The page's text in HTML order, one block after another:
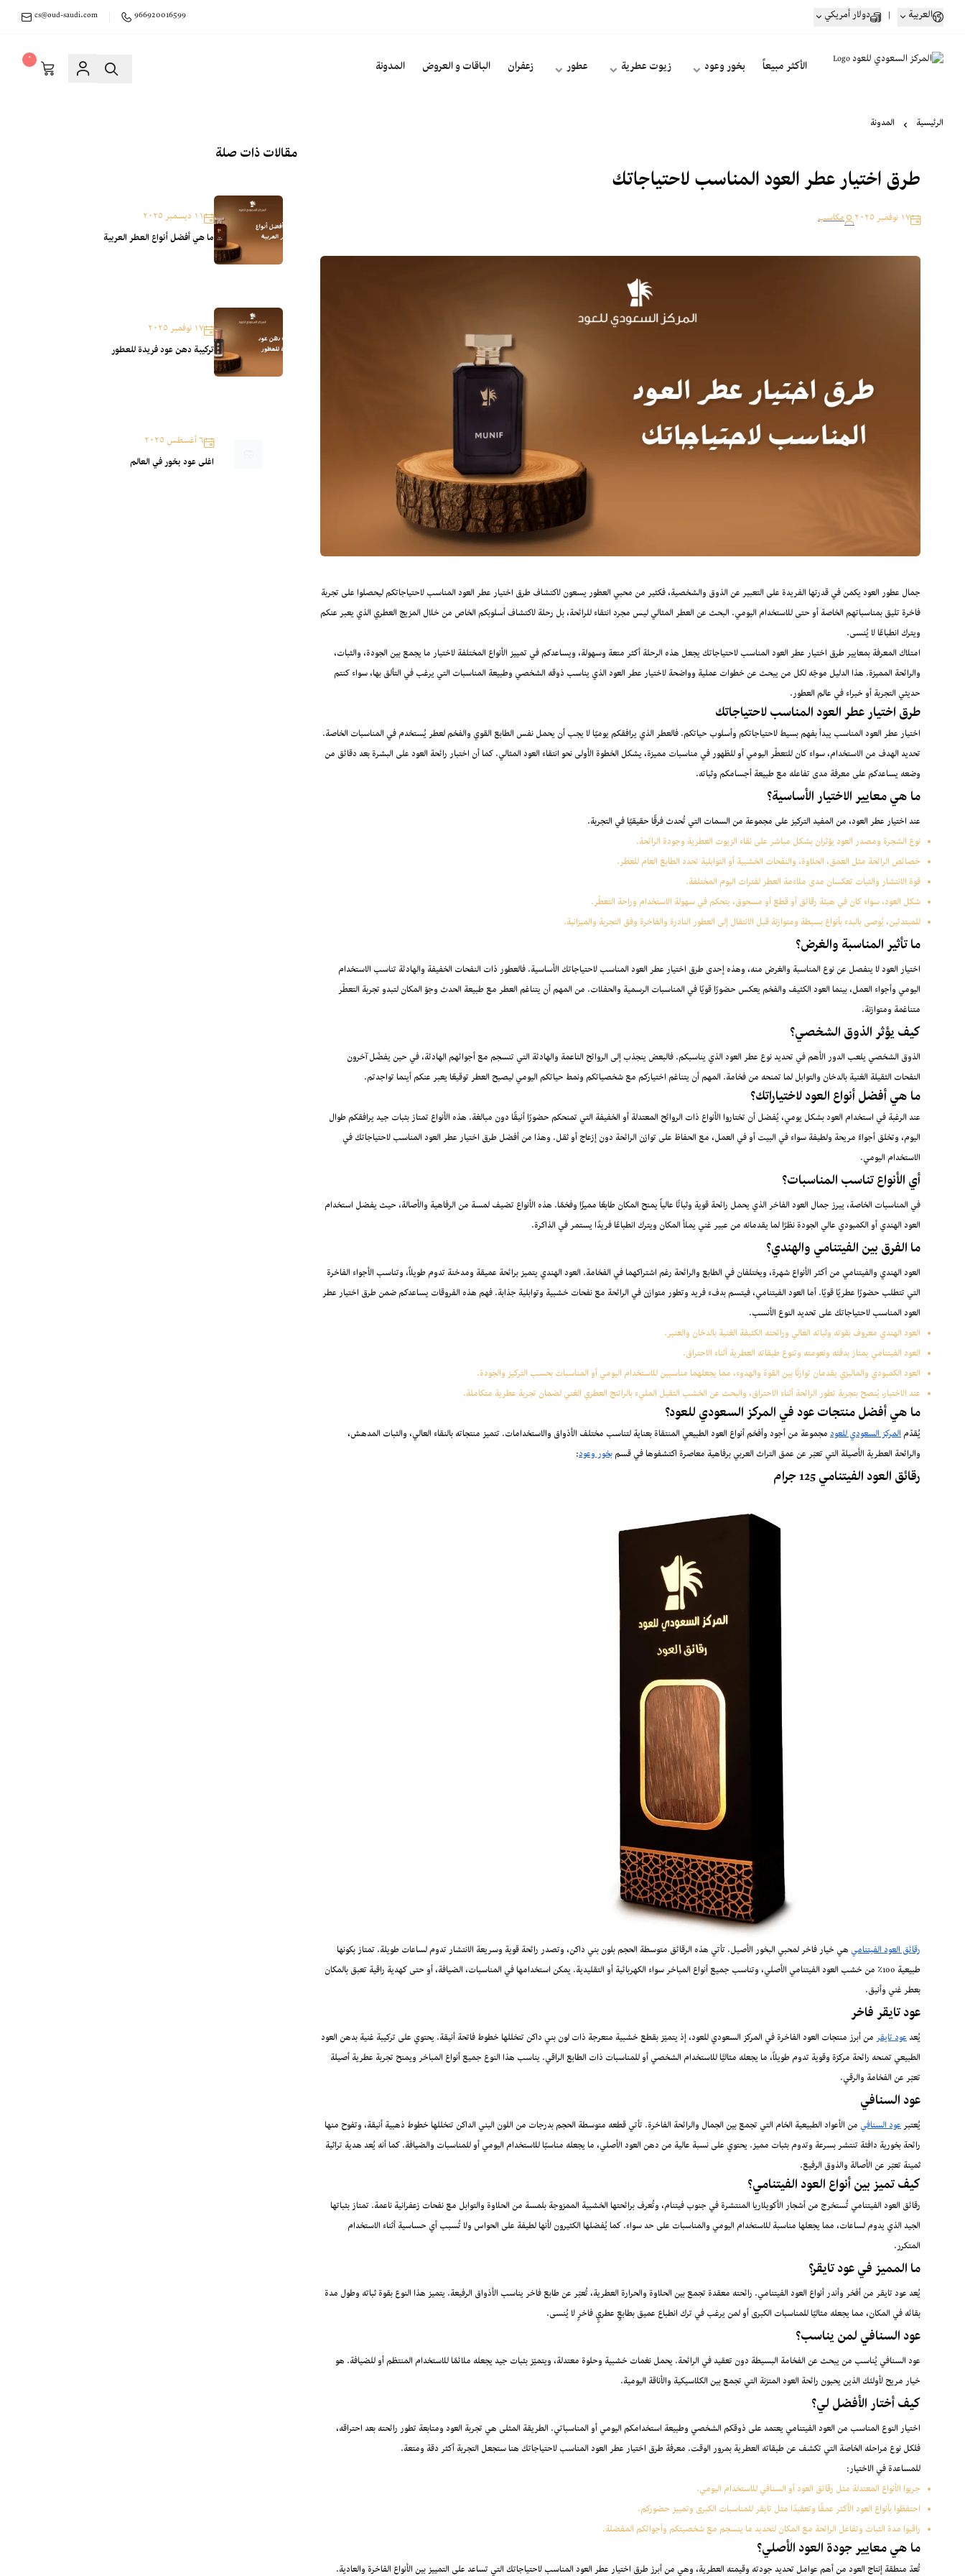
العربية | دولار أمريكي 966920016599
cs@oud-saudi.com
الأكثر مبيعاً بخور وعود زيوت عطرية عطور زعفران الباقات و العروض المدونة
٠
الرئيسية المدونة
طرق اختيار عطر العود المناسب لاحتياجاتك
١٧ نوفمبر ٢٠٢٥ مكاسب
جمال عطور العود يكمن في قدرتها الفريدة على التعبير عن الذوق والشخصية، فكثير من محبي العطور يسعون لاكتشاف طرق اختيار عطر العود المناسب لاحتياجاتكم ليحصلوا على تجربة
فاخرة تليق بمناسباتهم الخاصة أو حتى للاستخدام اليومي. البحث عن العطر المثالي ليس مجرد انتقاء للرائحة، بل رحلة لاكتشاف أسلوبكم الخاص من خلال المزيج العطري الذي يعبر عنكم
ويترك انطباعًا لا يُنسى.
امتلاك المعرفة بمعايير طرق اختيار عطر العود المناسب لاحتياجاتك يجعل هذه الرحلة أكثر متعة وسهولة، ويساعدكم في تمييز الأنواع المختلفة لاختيار ما يجمع بين الجودة، والثبات،
والرائحة المميزة. هذا الدليل موجّه لكل من يبحث عن خطوات عملية وواضحة لاختيار عطر العود الذي يناسب ذوقه الشخصي وطبيعة المناسبات التي يرغب في التألق بها، سواء كنتم
حديثي التجربة أو خبراء في عالم العطور.
طرق اختيار عطر العود المناسب لاحتياجاتك
اختيار عطر العود المناسب يبدأ بفهم بسيط لاحتياجاتكم وأسلوب حياتكم. فالعطر الذي يرافقكم يوميًا لا يجب أن يحمل نفس الطابع القوي والفخم لعطر يُستخدم في المناسبات الخاصة.
تحديد الهدف من الاستخدام، سواء كان للتعطّر اليومي أو للظهور في مناسبات مميزة، يشكل الخطوة الأولى نحو انتقاء العود المثالي. كما أن اختبار رائحة العود على البشرة بعد دقائق من
وضعه يساعدكم على معرفة مدى تفاعله مع طبيعة أجسامكم وثباته.
ما هي معايير الاختيار الأساسية؟
عند اختيار عطر العود، من المفيد التركيز على مجموعة من السمات التي تُحدث فرقًا حقيقيًا في التجربة.
نوع الشجرة ومصدر العود يؤثران بشكل مباشر على نقاء الزيوت العطرية وجودة الرائحة.
خصائص الرائحة مثل العمق، الحلاوة، والنفحات الخشبية أو التوابلية تحدد الطابع العام للعطر.
قوة الانتشار والثبات تعكسان مدى ملاءمة العطر لفترات اليوم المختلفة.
شكل العود، سواء كان في هيئة رقائق أو قطع أو مسحوق، يتحكم في سهولة الاستخدام وراحة التعطّر.
للمبتدئين، يُوصى بالبدء بأنواع بسيطة ومتوازنة قبل الانتقال إلى العطور النادرة والفاخرة وفق التجربة والميزانية.
ما تأثير المناسبة والغرض؟
اختيار العود لا ينفصل عن نوع المناسبة والغرض منه، وهذه إحدى طرق اختيار عطر العود المناسب لاحتياجاتك الأساسية. فالعطور ذات النفحات الخفيفة والهادئة تناسب الاستخدام
اليومي وأجواء العمل، بينما العود الكثيف والفخم يعكس حضورًا قويًا في المناسبات الرسمية والحفلات. من المهم أن يتناغم العطر مع طبيعة الحدث وجوّ المكان لتبدو تجربة التعطّر
متناغمة ومتوازنة.
كيف يؤثر الذوق الشخصي؟
الذوق الشخصي يلعب الدور الأهم في تحديد نوع عطر العود الذي يناسبكم. فالبعض ينجذب إلى الروائح الناعمة والهادئة التي تنسجم مع أجوائهم الهادئة، في حين يفضّل آخرون
النفحات الثقيلة الغنية بالدخان والتوابل لما تمنحه من فخامة. المهم أن يتناغم اختياركم مع شخصياتكم ونمط حياتكم اليومي ليصبح العطر توقيعًا يعبر عنكم أينما تواجدتم.
ما هي أفضل أنواع العود لاختياراتك؟
عند الرغبة في استخدام العود بشكل يومي، يُفضل أن تختاروا الأنواع ذات الروائح المعتدلة أو الخفيفة التي تمنحكم حضورًا أنيقًا دون مبالغة. هذه الأنواع تمتاز بثبات جيد يرافقكم طوال
اليوم، وتخلق أجواءً مريحة ولطيفة سواء في البيت أو في العمل، مع الحفاظ على توازن الرائحة دون إزعاج أو ثقل. وهذا من أفضل طرق اختيار عطر العود المناسب لاحتياجاتك في
الاستخدام اليومي.
أي الأنواع تناسب المناسبات؟
في المناسبات الخاصة، يبرز جمال العود الفاخر الذي يحمل رائحة قوية وثباتًا عالياً يمنح المكان طابعًا مميزًا وفخمًا. هذه الأنواع تضيف لمسة من الرفاهية والأصالة، حيث يفضل استخدام
العود الهندي أو الكمبودي عالي الجودة نظرًا لما يقدمانه من عبير غني يملأ المكان ويترك انطباعًا فريدًا يستمر في الذاكرة.
ما الفرق بين الفيتنامي والهندي؟
العود الهندي والفيتنامي من أكثر الأنواع شهرة، ويختلفان في الطابع والرائحة رغم اشتراكهما في الفخامة. العود الهندي يتميز برائحة عميقة ومدخنة تدوم طويلاً، وتناسب الأجواء الفاخرة
التي تتطلب حضورًا عطريًا قويًا. أما العود الفيتنامي، فيتسم بدفء فريد وتطور متوازن في الرائحة مع نفحات خشبية وتوابلية جذابة. فهم هذه الفروقات يساعدكم ضمن طرق اختيار عطر
العود المناسب لاحتياجاتك على تحديد النوع الأنسب.
العود الهندي معروف بقوته وثباته العالي ورائحته الكثيفة الغنية بالدخان والعنبر.
العود الفيتنامي يمتاز بدفئه ونعومته وتنوع طبقاته العطرية أثناء الاحتراق.
العود الكمبودي والماليزي يقدمان توازنًا بين القوة والهدوء، مما يجعلهما مناسبين للاستخدام اليومي أو المناسبات بحسب التركيز والجودة.
عند الاختيار، يُنصح بتجربة تطور الرائحة أثناء الاحتراق، والبحث عن الخشب الثقيل المليء بالراتنج العطري الغني لضمان تجربة عطرية متكاملة.
ما هي أفضل منتجات عود في المركز السعودي للعود؟
يُقدّمالمركز السعودي للعودمجموعة من أجود وأفخم أنواع العود الطبيعي المنتقاة بعناية لتناسب مختلف الأذواق والاستخدامات. تتميز منتجاته بالنقاء العالي، والثبات المدهش،
والرائحة العطرية الأصيلة التي تعبّر عن عمق التراث العربي برفاهية معاصرة اكتشفوها في قسمبخور وعود:
رقائق العود الفيتنامي 125 جرام
رقائق العود الفيتناميهي خيار فاخر لمحبي البخور الأصيل. تأتي هذه الرقائق متوسطة الحجم بلون بني داكن، وتصدر رائحة قوية وسريعة الانتشار تدوم لساعات طويلة. تمتاز بكونها
طبيعية 100٪ من خشب العود الفيتنامي الأصلي، وتناسب جميع أنواع المباخر سواء الكهربائية أو التقليدية. يمكن استخدامها في المناسبات، الضيافة، أو حتى كهدية راقية تعبق بالمكان
بعطر غني وأنيق.
عود تايقر فاخر
يُعدعود تايقرمن أبرز منتجات العود الفاخرة في المركز السعودي للعود، إذ يتميّز بقطع خشبية متعرجة ذات لون بني داكن تتخللها خطوط فاتحة أنيقة. يحتوي على تركيبة غنية بدهن العود
الطبيعي تمنحه رائحة مركزة وقوية تدوم طويلاً، ما يجعله مثاليًّا للاستخدام الشخصي أو للمناسبات ذات الطابع الراقي. يناسب هذا النوع جميع أنواع المباخر ويمنح تجربة عطرية أصيلة
تعبّر عن الفخامة والرقي.
عود السنافي
يُعتبرعود السنافيمن الأعواد الطبيعية الخام التي تجمع بين الجمال والرائحة الفاخرة. تأتي قطعه متوسطة الحجم بدرجات من اللون البني الداكن تتخللها خطوط ذهبية أنيقة، وتفوح منها
رائحة بخورية دافئة تنتشر بسرعة وتدوم بثبات مميز. يحتوي على نسبة عالية من دهن العود الأصلي، ما يجعله مناسبًا للاستخدام اليومي أو للمناسبات والضيافة. كما أنه يُعد هدية تراثية
ثمينة تعبّر عن الأصالة والذوق الرفيع.
كيف تميز بين أنواع العود الفيتنامي؟
رقائق العود الفيتنامي تُستخرج من أشجار الأكويلاريا المنتشرة في جنوب فيتنام، وتُعرف برائحتها الخشبية الممزوجة بلمسة من الحلاوة والتوابل مع نفحات زعفرانية ناعمة. تمتاز بثباتها
الجيد الذي يدوم لساعات، مما يجعلها مناسبة للاستخدام اليومي والمناسبات على حد سواء. كما يُفضلها الكثيرون لأنها لطيفة على الحواس ولا تُسبب أي حساسية أثناء الاستخدام
المتكرر.
ما المميز في عود تايقر؟
يُعد عود تايقر من أفخر وأندر أنواع العود الفيتنامي. رائحته معقدة تجمع بين الحلاوة والحرارة العطرية، تُعبّر عن طابع فاخر يناسب الأذواق الرفيعة. يتميز هذا النوع بقوة ثباته وطول مدة
بقائه في المكان، مما يجعله مثاليًا للمناسبات الكبرى أو لمن يرغب في ترك انطباع عميق بطابعٍ عطريٍ فاخرٍ لا يُنسى.
عود السنافي لمن يناسب؟
عود السنافي يُناسب من يبحث عن الفخامة البسيطة دون تعقيد في الرائحة. يحمل نغمات خشبية وحلوة معتدلة، ويتميّز بثبات جيد يجعله ملائمًا للاستخدام المنتظم أو للضيافة. هو
خيار مريح لأولئك الذين يحبون رائحة العود المتزنة التي تجمع بين الكلاسيكية والأناقة اليومية.
كيف أختار الأفضل لي؟
اختيار النوع المناسب من العود الفيتنامي يعتمد على ذوقكم الشخصي وطبيعة استخدامكم اليومي أو المناسباتي. الطريقة المثلى هي تجربة العود ومتابعة تطور رائحته بعد احتراقه،
فلكل نوع مراحله الخاصة التي تكشف عن طبقاته العطرية بمرور الوقت. معرفة طرق اختيار عطر العود المناسب لاحتياجاتك هنا ستجعل التجربة أكثر دقة ومتعة.
للمساعدة في الاختيار:
جربوا الأنواع المعتدلة مثل رقائق العود أو السنافي للاستخدام اليومي.
احتفظوا بأنواع العود الأكثر عمقًا وتعقيدًا مثل تايقر للمناسبات الكبرى وتمييز حضوركم.
راقبوا مدة الثبات وتفاعل الرائحة مع المكان لتحديد ما ينسجم مع شخصيتكم وأجوائكم المفضلة.
ما هي معايير جودة العود الأصلي؟
تُعدّ منطقة إنتاج العود من أهم عوامل تحديد جودته وقيمته العطرية، وهي من أبرز طرق اختيار عطر العود المناسب لاحتياجاتك التي تساعد على التمييز بين الأنواع الفاخرة والعادية.
مقالات ذات صلة
١١ ديسمبر ٢٠٢٥
ما هي أفضل أنواع العطر العربية
١٧ نوفمبر ٢٠٢٥
تركيبة دهن عود فريدة للعطور
٦ أغسطس ٢٠٢٥
اغلى عود بخور في العالم